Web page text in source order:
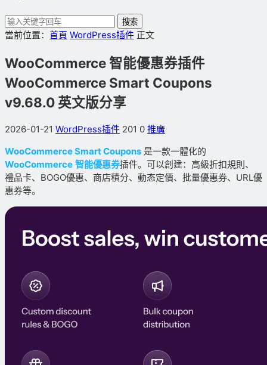
搜索
當前位置： 首頁 WordPress插件 正文
WooCommerce 智能優惠券插件
WooCommerce Smart Coupons
v9.68.0 英文版分享
2026-01-21 WordPress插件 201 0 推廣
WooCommerce Smart Coupons 是一款一體化的
WooCommerce 智能優惠券插件。可以創建：高級折扣規則、
禮品卡、BOGO優惠、商店積分、動态定價、批量優惠券、URL優
惠券等。